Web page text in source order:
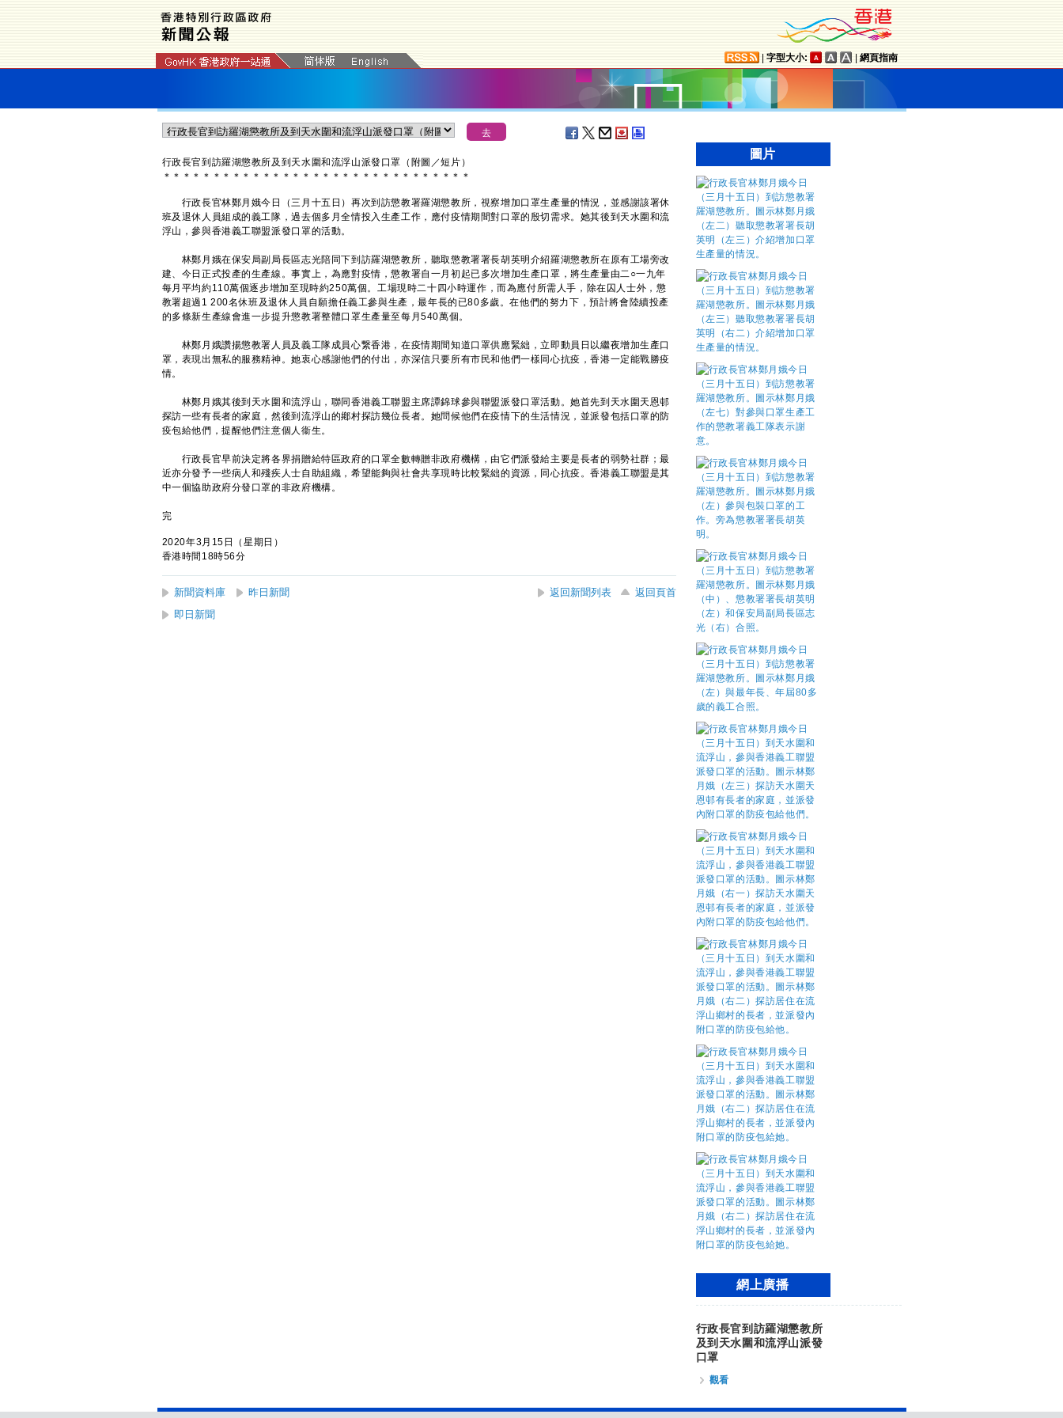
字型大小: 網頁指南
行政長官到訪羅湖懲教所及到天水圍和流浮山派發口罩（附圖／短片）
＊ ＊ ＊ ＊ ＊ ＊ ＊ ＊ ＊ ＊ ＊ ＊ ＊ ＊ ＊ ＊ ＊ ＊ ＊ ＊ ＊ ＊ ＊ ＊ ＊ ＊ ＊ ＊ ＊ ＊ ＊
行政長官林鄭月娥今日（三月十五日）再次到訪懲教署羅湖懲教所，視察增加口罩生產量的情況，並感謝該署休
班及退休人員組成的義工隊，過去個多月全情投入生產工作，應付疫情期間對口罩的殷切需求。她其後到天水圍和流
浮山，參與香港義工聯盟派發口罩的活動。
林鄭月娥在保安局副局長區志光陪同下到訪羅湖懲教所，聽取懲教署署長胡英明介紹羅湖懲教所在原有工場旁改
建、今日正式投產的生產線。事實上，為應對疫情，懲教署自一月初起已多次增加生產口罩，將生產量由二○一九年
每月平均約110萬個逐步增加至現時約250萬個。工場現時二十四小時運作，而為應付所需人手，除在囚人士外，懲
教署超過1 200名休班及退休人員自願擔任義工參與生產，最年長的已80多歲。在他們的努力下，預計將會陸續投產
的多條新生產線會進一步提升懲教署整體口罩生產量至每月540萬個。
林鄭月娥讚揚懲教署人員及義工隊成員心繋香港，在疫情期間知道口罩供應緊絀，立即動員日以繼夜增加生產口
罩，表現出無私的服務精神。她衷心感謝他們的付出，亦深信只要所有市民和他們一樣同心抗疫，香港一定能戰勝疫
情。
林鄭月娥其後到天水圍和流浮山，聯同香港義工聯盟主席譚錦球參與聯盟派發口罩活動。她首先到天水圍天恩邨
探訪一些有長者的家庭，然後到流浮山的鄕村探訪幾位長者。她問候他們在疫情下的生活情況，並派發包括口罩的防
疫包給他們，提醒他們注意個人衞生。
行政長官早前決定將各界捐贈給特區政府的口罩全數轉贈非政府機構，由它們派發給主要是長者的弱勢社群；最
近亦分發予一些病人和殘疾人士自助組織，希望能夠與社會共享現時比較緊絀的資源，同心抗疫。香港義工聯盟是其
中一個協助政府分發口罩的非政府機構。
完
2020年3月15日（星期日）
香港時間18時56分
新聞資料庫 昨日新聞 返回新聞列表
返回頁首
即日新聞
圖片
網上廣播
行政長官到訪羅湖懲教所
及到天水圍和流浮山派發
口罩
觀看